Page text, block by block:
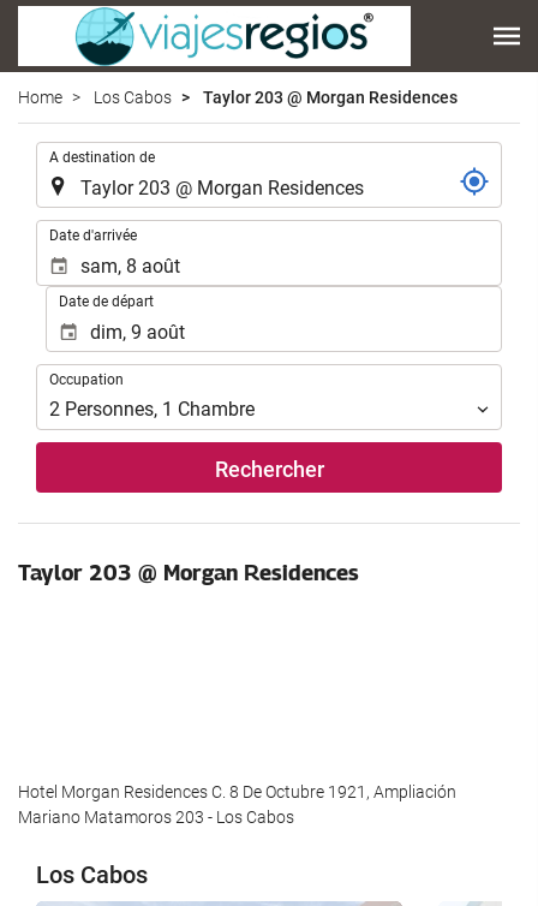
Home Los Cabos Taylor 203 @ Morgan Residences
A destination de
Date d'arrivée
Date de départ
Occupation
Occupation
2 Personnes, 1 Chambre
Rechercher
Taylor 203 @ Morgan Residences
Hotel Morgan Residences C. 8 De Octubre 1921, Ampliación
Mariano Matamoros 203 - Los Cabos
Los Cabos